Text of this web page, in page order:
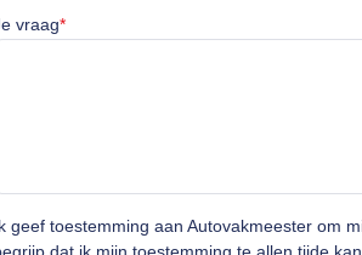
vraag*Je vraag is verplicht
geef toestemming aan Autovakmeester om
dat ik mijn toestemming te allen tijde